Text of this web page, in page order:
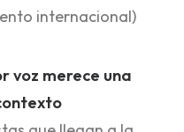
internacional)
voz merece una